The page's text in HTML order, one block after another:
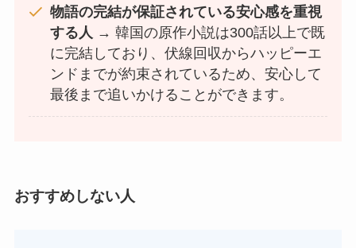
物語の完結が保証されている安心感を重視
する人 → 韓国の原作小説は300話以上で既
に完結しており、伏線回収からハッピーエ
ンドまでが約束されているため、安心して
最後まで追いかけることができます。
おすすめしない人